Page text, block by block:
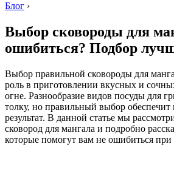
Блог ›
Выбор сковороды для
ошибиться? Подбор
Выбор правильной сковороды для
роль в приготовлении вкусных и
огне. Разнообразие видов посуды для
толку, но правильный выбор
результат. В данной статье мы
сковород для мангала и подробно
которые помогут вам не ошибиться при